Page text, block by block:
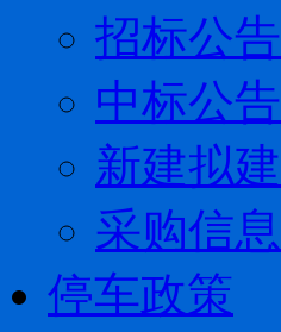
招标公告
中标公告
新建拟建
采购信息
停车政策